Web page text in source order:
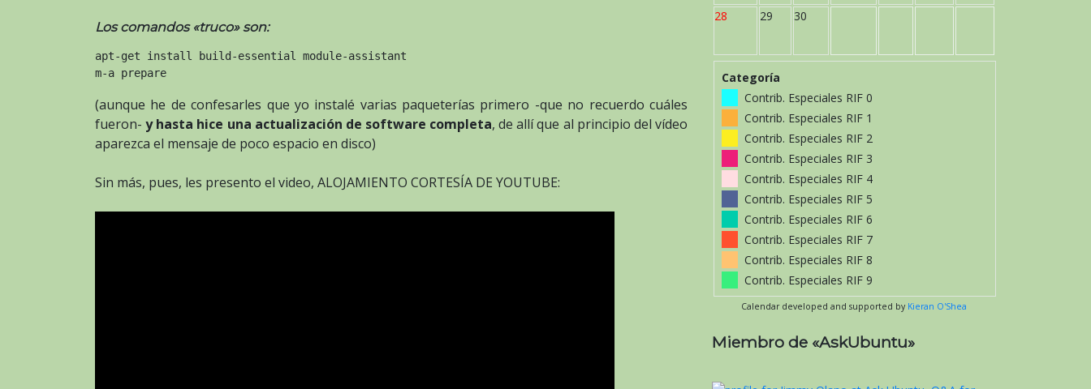
Los comandos «truco» son:
apt-get install build-essential module-assistant
m-a prepare
(aunque he de confesarles que yo instalé varias paqueterías primero -que no recuerdo cuáles
fueron-y hasta hice una actualización de software completa, de allí que al principio del vídeo
aparezca el mensaje de poco espacio en disco)
Sin más, pues, les presento el video, ALOJAMIENTO CORTESÍA DE YOUTUBE:
28 29 30
Categoría
Contrib. Especiales RIF 0
Contrib. Especiales RIF 1
Contrib. Especiales RIF 2
Contrib. Especiales RIF 3
Contrib. Especiales RIF 4
Contrib. Especiales RIF 5
Contrib. Especiales RIF 6
Contrib. Especiales RIF 7
Contrib. Especiales RIF 8
Contrib. Especiales RIF 9
Calendar developed and supported by Kieran O'Shea
Miembro de «AskUbuntu»